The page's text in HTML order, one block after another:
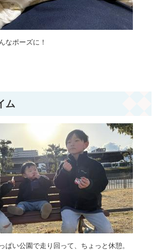
なポーズに！
ム
ぱい公園で走り回って、ちょっと休憩。